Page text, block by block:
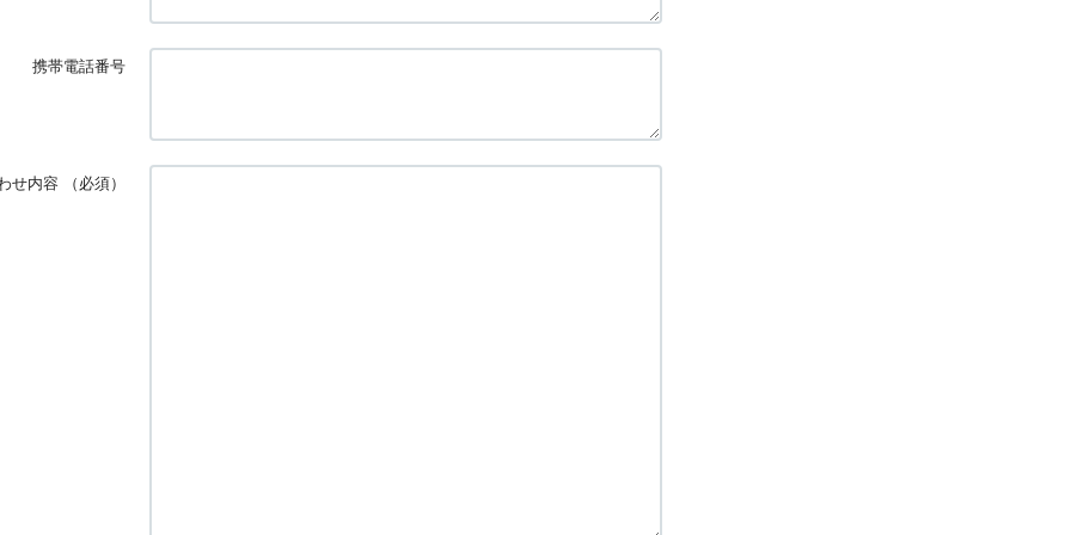
携帯電話番号
せ内容 （必須）